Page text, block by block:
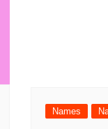
Names